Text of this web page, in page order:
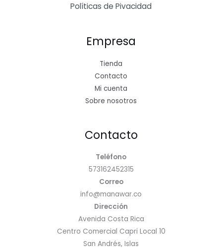
Políticas de Pivacidad
Empresa
Tienda
Contacto
Mi cuenta
Sobre nosotros
Contacto
Teléfono
573162452315
Correo
info@manawar.co
Dirección
Avenida Costa Rica
Centro Comercial Capri Local 10
San Andrés, Islas